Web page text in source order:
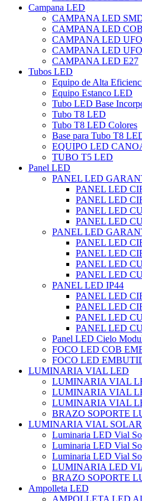
Campana LED
CAMPANA LED
CAMPANA LED COB
CAMPANA LED UFO
CAMPANA LED
CAMPANA LED E27
Tubos LED
Equipo de Alta
Equipo Estanco LED
Tubo LED Base
Tubo T8 LED
Tubo T8 LED Colores
Base para Tubo T8
EQUIPO LED
TUBO T5 LED
Panel LED
PANEL LED
PANEL LED
PANEL LED
PANEL LED
PANEL LED
PANEL LED
PANEL LED
PANEL LED
PANEL LED
PANEL LED
PANEL LED IP44
PANEL LED
PANEL LED
PANEL LED
PANEL LED
Panel LED Cielo
FOCO LED COB
FOCO LED
LUMINARIA VIAL LED
LUMINARIA VIAL
LUMINARIA VIAL
LUMINARIA VIAL
BRAZO SOPORTE
LUMINARIA VIAL
Luminaria LED Vial
Luminaria LED Vial
Luminaria LED Vial
LUMINARIA LED
BRAZO SOPORTE
Ampolleta LED
AMPOLLETA LED